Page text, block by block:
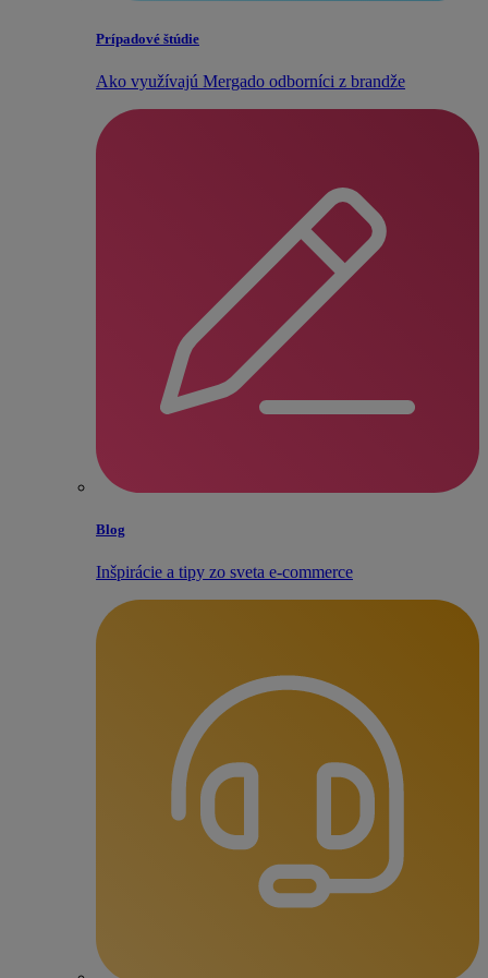
Prípadové štúdie
Ako využívajú Mergado odborníci z brandže
Blog
Inšpirácie a tipy zo sveta e‑commerce